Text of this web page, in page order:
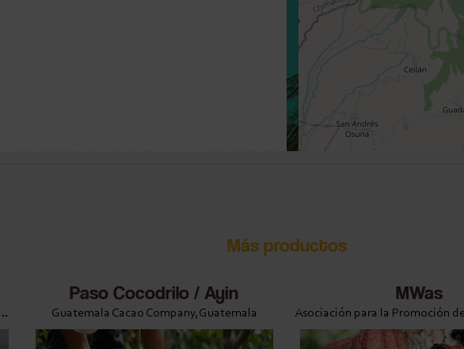
Más productos
Asociados S.A,Ecuador
Paso Cocodrilo / Ayin
Guatemala Cacao Company,Guatemala
MWas